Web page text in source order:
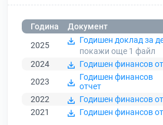
Година
Документ
2025
Годишен доклад за
покажи още 1 файл
2024
Годишен финансов
2023
Годишен финансов
отчет
2022
Годишен финансов
2021
Годишен финансов